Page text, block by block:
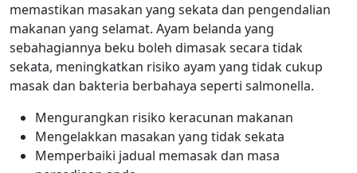
memastikan masakan yang sekata dan pengendalian
makanan yang selamat. Ayam belanda yang
sebahagiannya beku boleh dimasak secara tidak
sekata, meningkatkan risiko ayam yang tidak cukup
masak dan bakteria berbahaya seperti salmonella.
Mengurangkan risiko keracunan makanan
Mengelakkan masakan yang tidak sekata
Memperbaiki jadual memasak dan masa